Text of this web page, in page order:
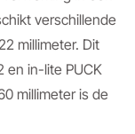
verschillende
millimeter. Dit
en in-lite PUCK
millimeter is de